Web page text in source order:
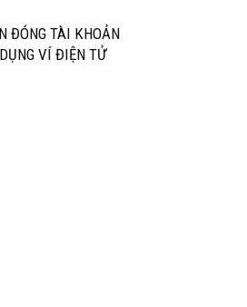
ĐÓNG TÀI KHOẢN
VÍ ĐIỆN TỬ